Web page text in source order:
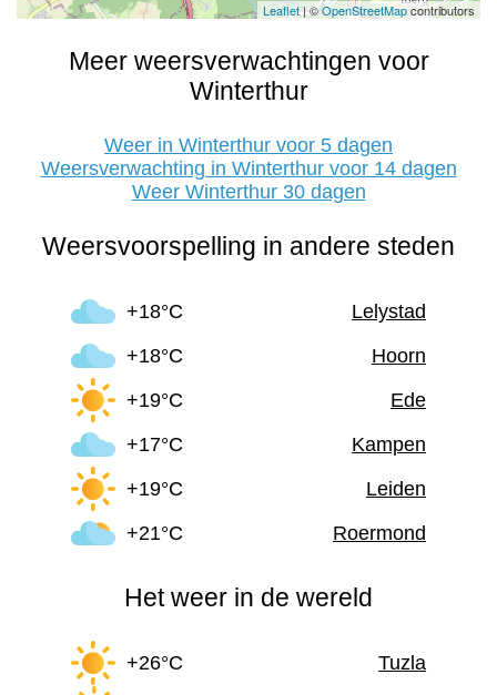
Leaflet| ©OpenStreetMapcontributors
Meer weersverwachtingen voor
Winterthur
Weer in Winterthur voor 5 dagen
Weersverwachting in Winterthur voor 14 dagen
Weer Winterthur 30 dagen
Weersvoorspelling in andere steden
+18°C
Lelystad
+18°C
Hoorn
+19°C
Ede
+17°C
Kampen
+19°C
Leiden
+21°C
Roermond
Het weer in de wereld
+26°C Tuzla